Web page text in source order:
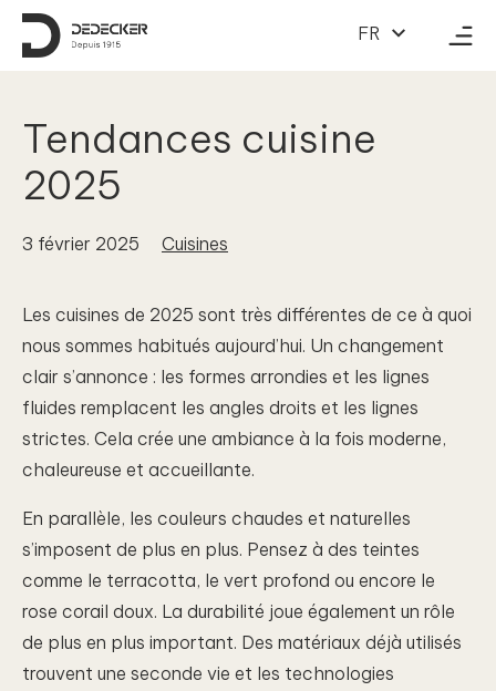
Au contenu
FR
Tendances cuisine
2025
3 février 2025 Cuisines
Les cuisines de 2025 sont très différentes de ce à quoi
nous sommes habitués aujourd’hui. Un changement
clair s’annonce : les formes arrondies et les lignes
fluides remplacent les angles droits et les lignes
strictes. Cela crée une ambiance à la fois moderne,
chaleureuse et accueillante.
En parallèle, les couleurs chaudes et naturelles
s’imposent de plus en plus. Pensez à des teintes
comme le terracotta, le vert profond ou encore le
rose corail doux. La durabilité joue également un rôle
de plus en plus important. Des matériaux déjà utilisés
trouvent une seconde vie et les technologies